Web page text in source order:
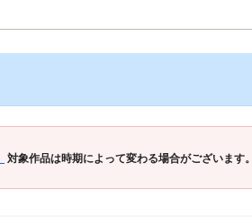
対象作品は時期によって変わる場合がございます。